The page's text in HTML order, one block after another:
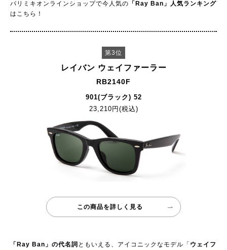
パリミキオンラインショップで今人気の 「Ray Ban」人気ランキング
はこちら！
第3位
レイバン ウェイファーラー
RB2140F
901(ブラック) 52
23,210円(税込)
この商品を詳しく見る
「Ray Ban」の代名詞 ともいえる、アイコニックなモデル「 ウェイフ